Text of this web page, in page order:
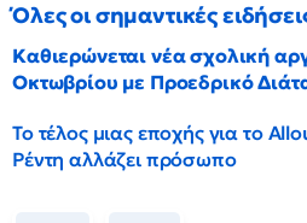
Όλες οι σημαντικές
Καθιερώνεται νέα σχολική
Οκτωβρίου με Προεδρικό
Το τέλος μιας εποχής για το
Ρέντη αλλάζει πρόσωπο